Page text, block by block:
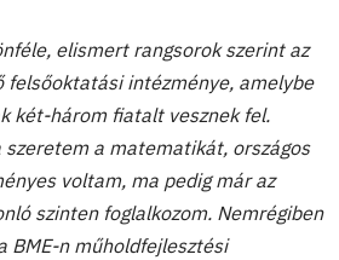
elismert rangsorok szerint az
intézménye, amelybe
két-három fiatalt vesznek fel.
szeretem a matematikát, országos
voltam, ma pedig már az
szinten foglalkozom. Nemrégiben
BME-n műholdfejlesztési